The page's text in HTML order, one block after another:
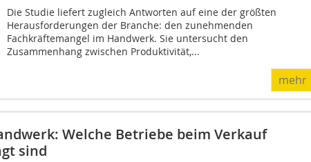
Die Studie liefert zugleich Antworten auf eine der größten
Herausforderungen der Branche: den zunehmenden
Fachkräftemangel im Handwerk. Sie untersucht den
Zusammenhang zwischen Produktivität,...
mehr
Welche Betriebe beim Verkauf
sind